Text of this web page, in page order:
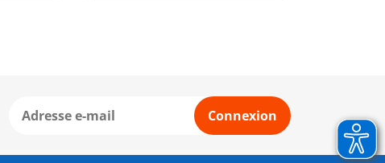
Connexion